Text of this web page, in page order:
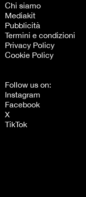
Chi siamo
Mediakit
Pubblicità
Termini e condizioni
Privacy Policy
Cookie Policy
Follow us on:
Instagram
Facebook
X
TikTok